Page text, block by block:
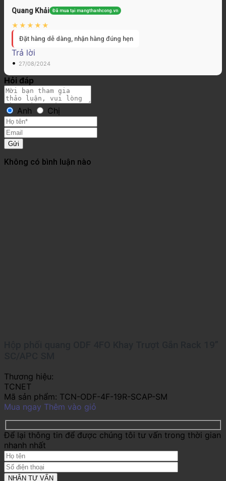
Quang Khải Đã mua tại mangthanhcong.vn
Đặt hàng dễ dàng, nhận hàng đúng hẹn
Trả lời
• 27/08/2024
Hỏi đáp
Anh Chị
Gửi
Không có bình luận nào
Thương hiệu:
TCNET
Mã sản phẩm: TCN-ODF-4F-19R-SCAP-SM
Mua ngay Thêm vào giỏ
Để lại thông tin để được chúng tôi tư vấn trong thời gian
nhanh nhất